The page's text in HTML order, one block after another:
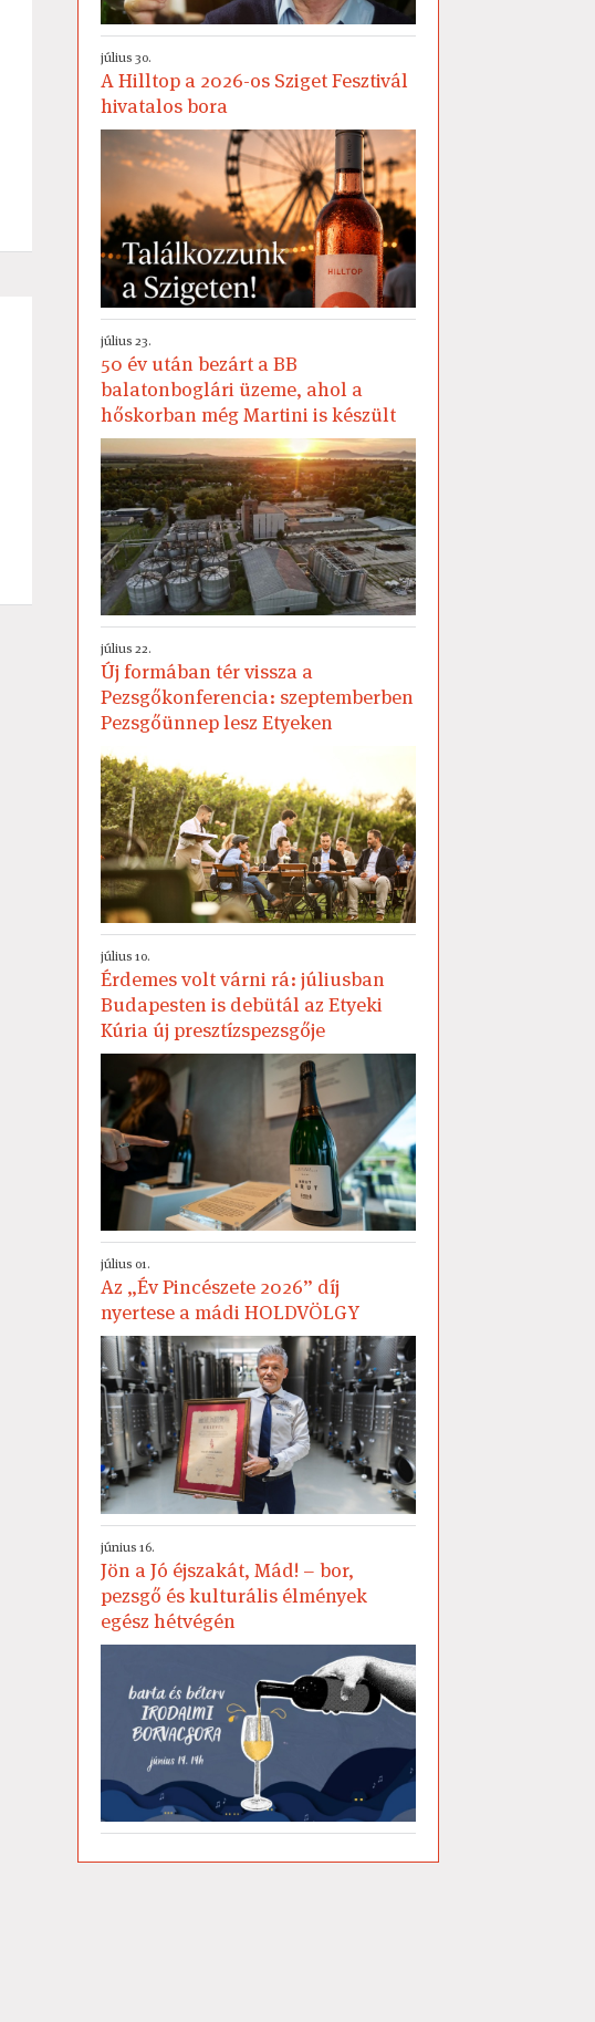
július 30.
A Hilltop a 2026-os Sziget Fesztivál
hivatalos bora
július 23.
50 év után bezárt a BB
balatonboglári üzeme, ahol a
hőskorban még Martini is készült
július 22.
Új formában tér vissza a
Pezsgőkonferencia: szeptemberben
Pezsgőünnep lesz Etyeken
július 10.
Érdemes volt várni rá: júliusban
Budapesten is debütál az Etyeki
Kúria új presztízspezsgője
július 01.
Az „Év Pincészete 2026” díj
nyertese a mádi HOLDVÖLGY
június 16.
Jön a Jó éjszakát, Mád! – bor,
pezsgő és kulturális élmények
egész hétvégén